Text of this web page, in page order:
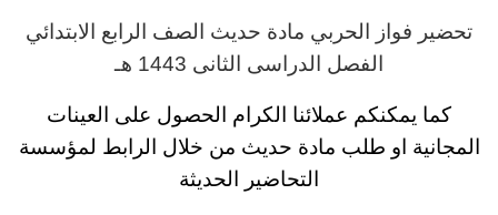
تحضير فواز الحربي مادة حديث الصف الرابع
الابتدائي
الفصل الدراسى الثانى 1443 هـ
كما يمكنكم عملائنا الكرام الحصول على العينات
المجانية او طلب مادة حديث من خلال الرابط لمؤسسة
التحاضير الحديثة